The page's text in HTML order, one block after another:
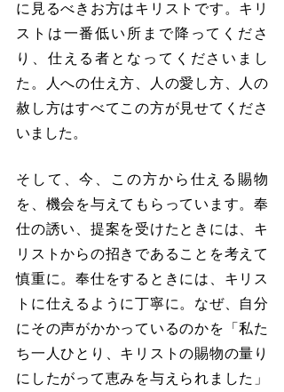
に見るべきお方はキリストです。キリ
ストは一番低い所まで降ってくださ
り、仕える者となってくださいまし
た。人への仕え方、人の愛し方、人の
赦し方はすべてこの方が見せてくださ
いました。
そして、今、この方から仕える賜物
を、機会を与えてもらっています。奉
仕の誘い、提案を受けたときには、キ
リストからの招きであることを考えて
慎重に。奉仕をするときには、キリス
トに仕えるように丁寧に。なぜ、自分
にその声がかかっているのかを「私た
ち一人ひとり、キリストの賜物の量り
にしたがって恵みを与えられました」